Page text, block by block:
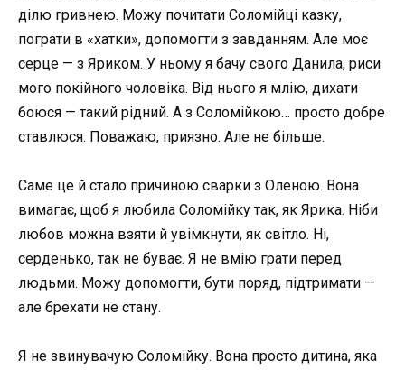
ділю гривнею. Можу почитати Соломійці казку,
пограти в «хатки», допомогти з завданням. Але моє
серце — з Яриком. У ньому я бачу свого Данила, риси
мого покійного чоловіка. Від нього я млію, дихати
боюся — такий рідний. А з Соломійкою… просто добре
ставлюся. Поважаю, приязно. Але не більше.
Саме це й стало причиною сварки з Оленою. Вона
вимагає, щоб я любила Соломійку так, як Ярика. Ніби
любов можна взяти й увімкнути, як світло. Ні,
серденько, так не буває. Я не вмію грати перед
людьми. Можу допомогти, бути поряд, підтримати —
але брехати не стану.
Я не звинувачую Соломійку. Вона просто дитина, яка